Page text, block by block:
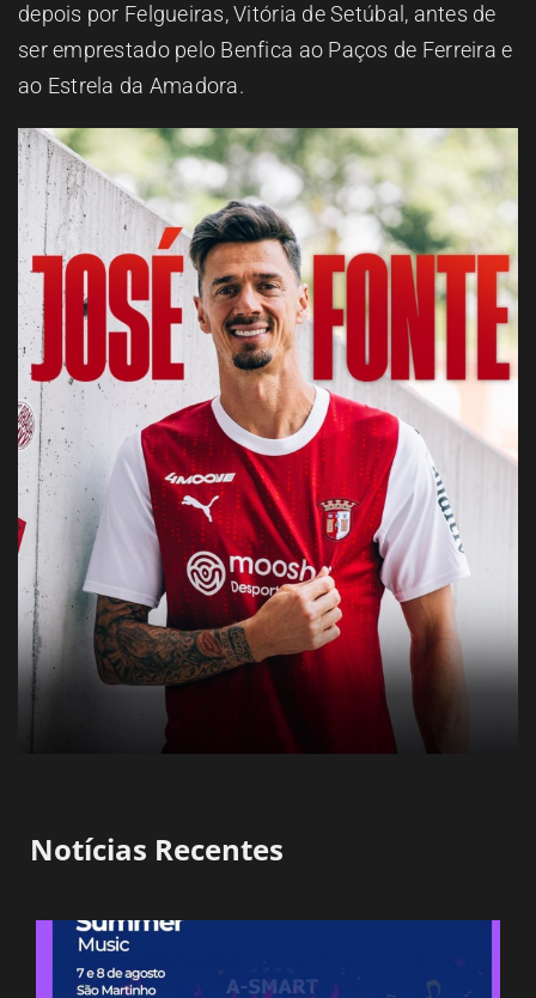
depois por Felgueiras, Vitória de Setúbal, antes de
ser emprestado pelo Benfica ao Paços de Ferreira e
ao Estrela da Amadora.
Notícias Recentes